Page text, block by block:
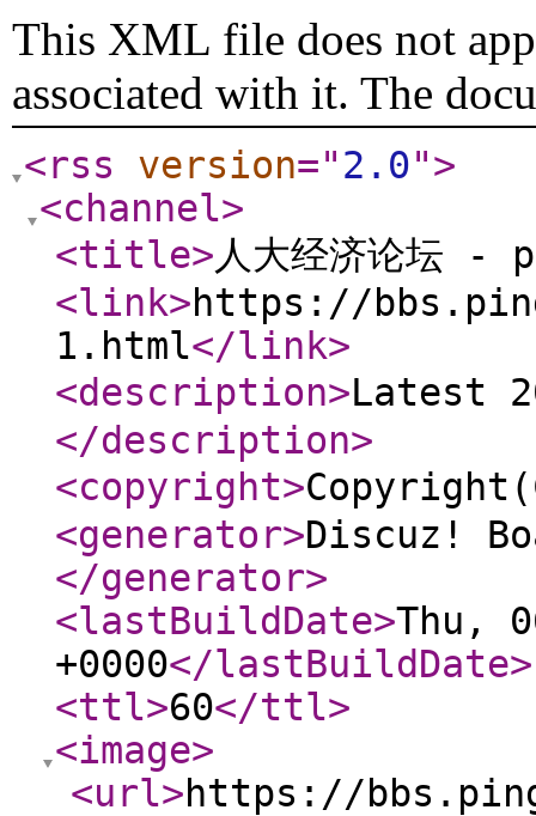
This XML file does not
associated with it. The
<rss version="2.0">
<channel>
<title>人大经济论坛 -
<link>https://
1.html</link>
<description>Latest
</description>
<copyright>
<generator>Discuz!
</generator>
<lastBuildDate>Thu,
+0000</lastBuildDate>
<ttl>60</ttl>
<image>
<url>https://